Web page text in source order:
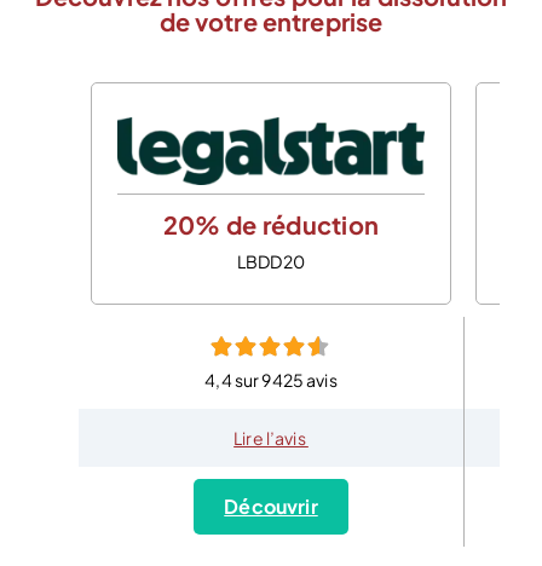
de votre entreprise
20% de réduction
LBDD20
4,4 sur 9425 avis
Lire l’avis
Découvrir